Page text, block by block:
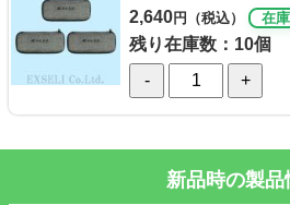
2,640円（税込） 在
残り在庫数：10個
-
+
新品時の製品